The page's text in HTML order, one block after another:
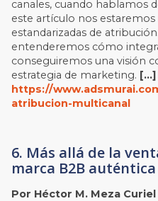
canales, cuando hablamos
este artículo nos
estandarizadas de
entenderemos cómo
conseguiremos una visión
estrategia de marketing. […]
https://
atribucion-multicanal
6. Más allá de la
marca B2B auténtica
Por Héctor M. Meza Curiel